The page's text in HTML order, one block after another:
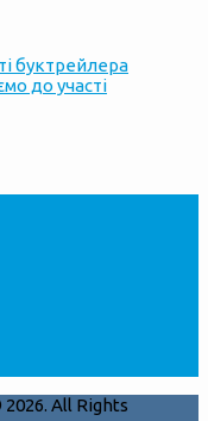
буктрейлера
до участі
All Rights